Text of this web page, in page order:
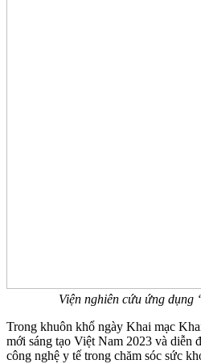
Viện nghiên cứu ứng dụng
Trong khuôn khổ ngày Khai mạc
mới sáng tạo Việt Nam 2023 và diễn
công nghệ y tế trong chăm sóc sức